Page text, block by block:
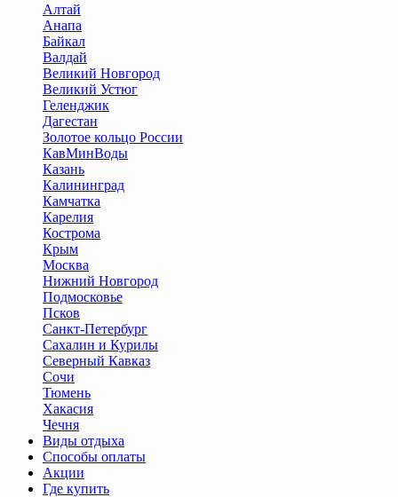
Алтай
Анапа
Байкал
Валдай
Великий Новгород
Великий Устюг
Геленджик
Дагестан
Золотое кольцо России
КавМинВоды
Казань
Калининград
Камчатка
Карелия
Кострома
Крым
Москва
Нижний Новгород
Подмосковье
Псков
Санкт-Петербург
Сахалин и Курилы
Северный Кавказ
Сочи
Тюмень
Хакасия
Чечня
Виды отдыха
Способы оплаты
Акции
Где купить